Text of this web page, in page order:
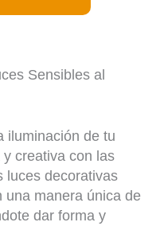
Sensibles al
iluminación de tu
creativa con las
luces decorativas
una manera única de
dar forma y